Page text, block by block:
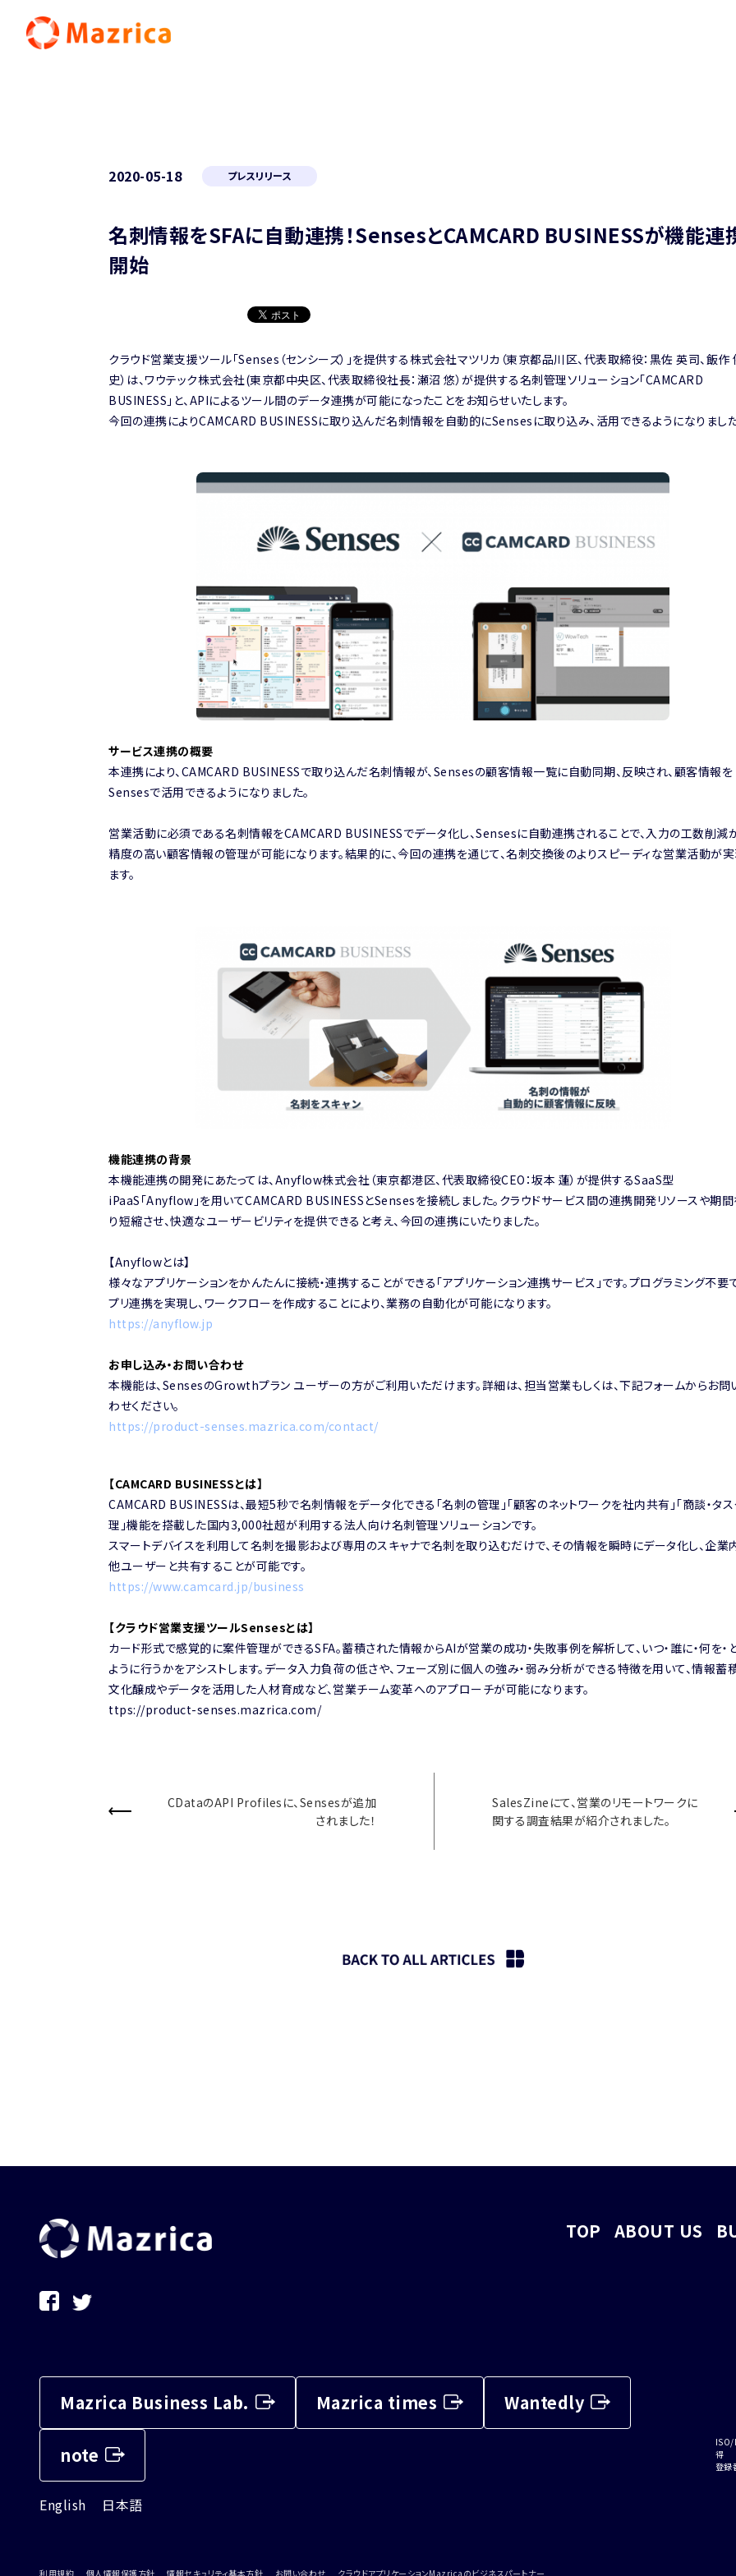
2020-05-18 プレスリリース
名刺情報をSFAに自動連携！SensesとCAMCARD BUSINESSが機能連
開始
クラウド営業支援ツール「Senses（センシーズ）」を提供する株式会社マツリカ（東京都品川区、代表取締役：黒佐 英司、飯作
史）は、ワウテック株式会社(東京都中央区、代表取締役社長：瀬沼 悠）が提供する名刺管理ソリューション「CAMCARD
BUSINESS」と、APIによるツール間のデータ連携が可能になったことをお知らせいたします。
今回の連携によりCAMCARD BUSINESSに取り込んだ名刺情報を自動的にSensesに取り込み、活用できるようになりました
サービス連携の概要
本連携により、CAMCARD BUSINESSで取り込んだ名刺情報が、Sensesの顧客情報一覧に自動同期、反映され、顧客情報を
Sensesで活用できるようになりました。
営業活動に必須である名刺情報をCAMCARD BUSINESSでデータ化し、Sensesに自動連携されることで、入力の工数削減
精度の高い顧客情報の管理が可能になります。結果的に、今回の連携を通じて、名刺交換後のよりスピーディな営業活動が
ます。
機能連携の背景
本機能連携の開発にあたっては、Anyflow株式会社（東京都港区、代表取締役CEO：坂本 蓮）が提供するSaaS型
iPaaS「Anyflow」を用いてCAMCARD BUSINESSとSensesを接続しました。クラウドサービス間の連携開発リソースや期間
り短縮させ、快適なユーザービリティを提供できると考え、今回の連携にいたりました。
【Anyflowとは】
様々なアプリケーションをかんたんに接続・連携することができる「アプリケーション連携サービス」です。プログラミング不要
プリ連携を実現し、ワークフローを作成することにより、業務の自動化が可能になります。
https://anyflow.jp
お申し込み・お問い合わせ
本機能は、SensesのGrowthプラン ユーザーの方がご利用いただけます。詳細は、担当営業もしくは、下記フォームからお問
わせください。
https://product-senses.mazrica.com/contact/
【CAMCARD BUSINESSとは】
CAMCARD BUSINESSは、最短5秒で名刺情報をデータ化できる「名刺の管理」「顧客のネットワークを社内共有」「商談・タ
理」機能を搭載した国内3,000社超が利用する法人向け名刺管理ソリューションです。
スマートデバイスを利用して名刺を撮影および専用のスキャナで名刺を取り込むだけで、その情報を瞬時にデータ化し、企業
他ユーザーと共有することが可能です。
https://www.camcard.jp/business
【クラウド営業支援ツールSensesとは】
カード形式で感覚的に案件管理ができるSFA。蓄積された情報からAIが営業の成功・失敗事例を解析して、いつ・誰に・何を・
ように行うかをアシストします。データ入力負荷の低さや、フェーズ別に個人の強み・弱み分析ができる特徴を用いて、情報蓄
文化醸成やデータを活用した人材育成など、営業チーム変革へのアプローチが可能になります。
ttps://product-senses.mazrica.com/
CDataのAPI Profilesに、Sensesが追加
されました！
SalesZineにて、営業のリモートワークに
関する調査結果が紹介されました。
TOP ABOUT US
Mazrica Business Lab. Mazrica times Wantedly
note
English 日本語
利用規約 個人情報保護方針 情報セキュリティ基本方針 お問い合わせ クラウドアプリケーションMazricaのビジネスパートナー
得
登